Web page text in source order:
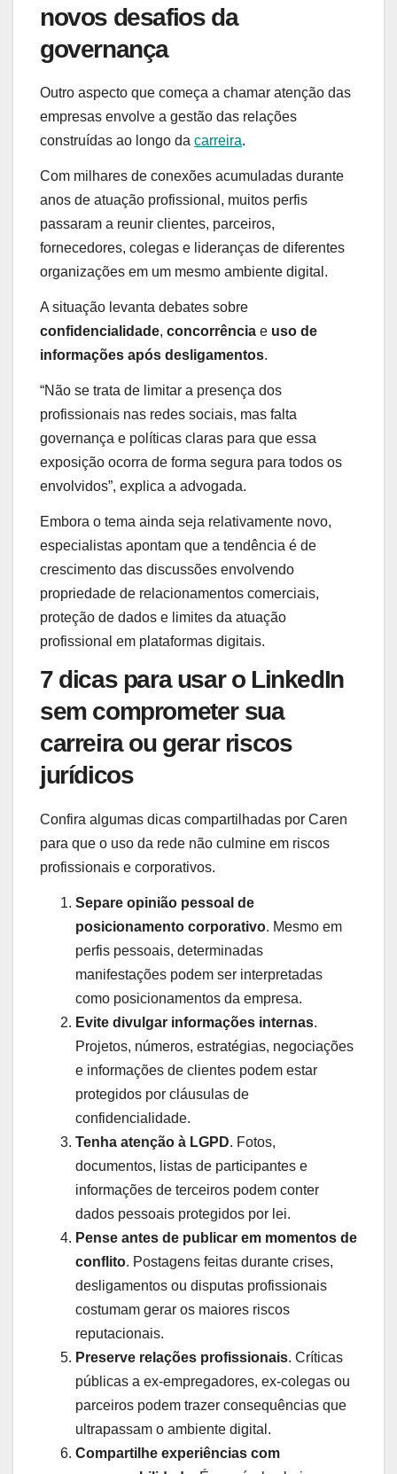
novos desafios da
governança
Outro aspecto que começa a chamar atenção das
empresas envolve a gestão das relações
construídas ao longo da carreira.
Com milhares de conexões acumuladas durante
anos de atuação profissional, muitos perfis
passaram a reunir clientes, parceiros,
fornecedores, colegas e lideranças de diferentes
organizações em um mesmo ambiente digital.
A situação levanta debates sobre
confidencialidade, concorrência e uso de
informações após desligamentos.
“Não se trata de limitar a presença dos
profissionais nas redes sociais, mas falta
governança e políticas claras para que essa
exposição ocorra de forma segura para todos os
envolvidos”, explica a advogada.
Embora o tema ainda seja relativamente novo,
especialistas apontam que a tendência é de
crescimento das discussões envolvendo
propriedade de relacionamentos comerciais,
proteção de dados e limites da atuação
profissional em plataformas digitais.
7 dicas para usar o LinkedIn
sem comprometer sua
carreira ou gerar riscos
jurídicos
Confira algumas dicas compartilhadas por Caren
para que o uso da rede não culmine em riscos
profissionais e corporativos.
Separe opinião pessoal de
posicionamento corporativo. Mesmo em
perfis pessoais, determinadas
manifestações podem ser interpretadas
como posicionamentos da empresa.
Evite divulgar informações internas.
Projetos, números, estratégias, negociações
e informações de clientes podem estar
protegidos por cláusulas de
confidencialidade.
Tenha atenção à LGPD. Fotos,
documentos, listas de participantes e
informações de terceiros podem conter
dados pessoais protegidos por lei.
Pense antes de publicar em momentos de
conflito. Postagens feitas durante crises,
desligamentos ou disputas profissionais
costumam gerar os maiores riscos
reputacionais.
Preserve relações profissionais. Críticas
públicas a ex-empregadores, ex-colegas ou
parceiros podem trazer consequências que
ultrapassam o ambiente digital.
Compartilhe experiências com